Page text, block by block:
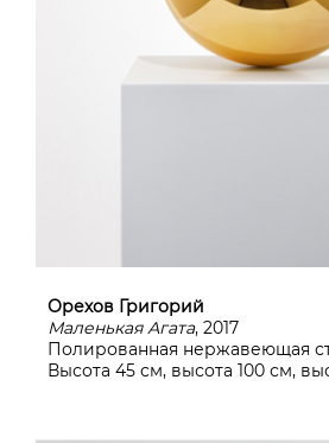
Орехов Григорий
Маленькая Агата, 2017
Полированная нержавеющая
Высота 45 см, высота 100 см,